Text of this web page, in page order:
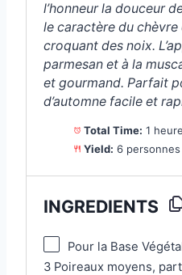
l’honneur la douceur
le caractère du chèvre
croquant des noix.
parmesan et à la
et gourmand. Parfait
d’automne facile et
Total Time: 1
Yield: 6 personnes
INGREDIENTS
Pour la Base
3 Poireaux moyens,